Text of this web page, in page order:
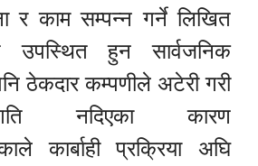
र काम सम्पन्न गर्ने लिखित
उपस्थित हुन सार्वजनिक
ठेकदार कम्पणीले अटेरी गरी
नदिएका कारण
कार्बाही प्रक्रिया अघि